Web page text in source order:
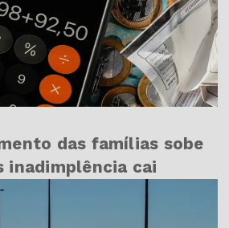
das famílias sobe
inadimplência cai